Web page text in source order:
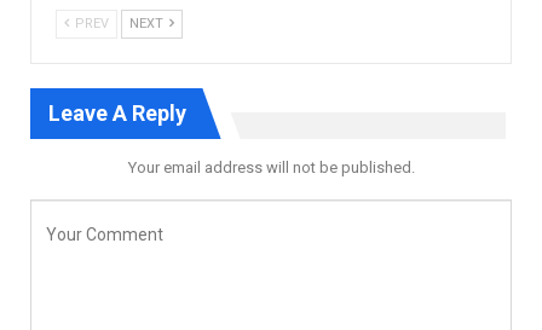
PREV NEXT
Leave A Reply
Your email address will not be published.